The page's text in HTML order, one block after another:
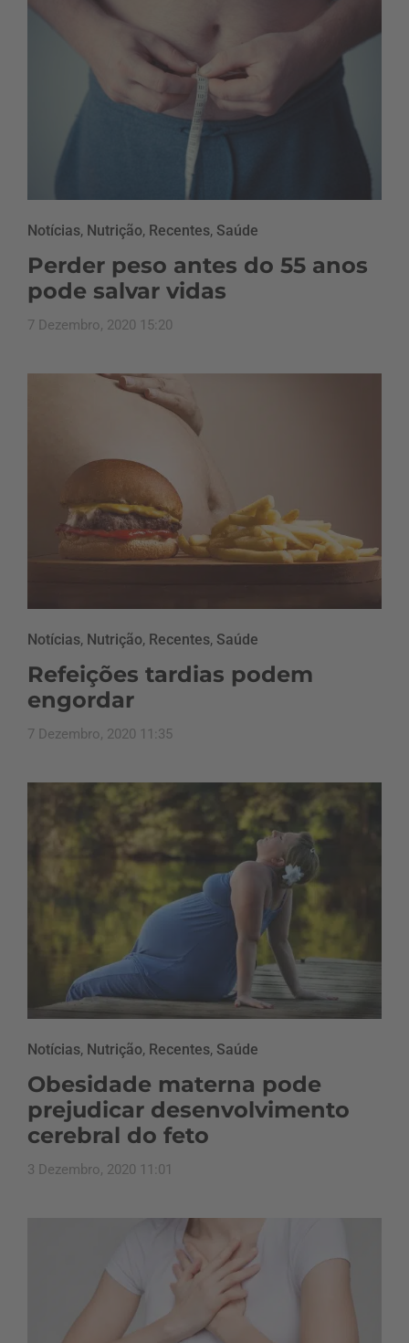
Notícias, Nutrição, Recentes, Saúde
Perder peso antes do 55 anos
pode salvar vidas
7 Dezembro, 2020 15:20
Notícias, Nutrição, Recentes, Saúde
Refeições tardias podem
engordar
7 Dezembro, 2020 11:35
Notícias, Nutrição, Recentes, Saúde
Obesidade materna pode
prejudicar desenvolvimento
cerebral do feto
3 Dezembro, 2020 11:01